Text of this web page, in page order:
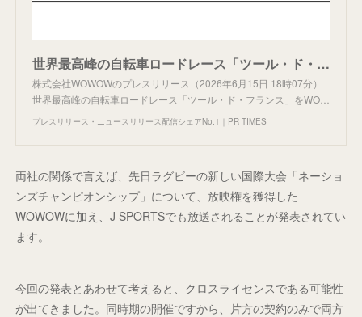
世界最高峰の自転車ロードレース「ツール・ド・フランス」をWOWOWオンデマンドにて配信決定
株式会社WOWOWのプレスリリース（2026年6月15日 18時07分）
世界最高峰の自転車ロードレース「ツール・ド・フランス」をWO…
プレスリリース・ニュースリリース配信シェアNo.1｜PR TIMES
両社の関係で言えば、先日ラグビーの新しい国際大会「ネーショ
ンズチャンピオンシップ」について、放映権を獲得した
WOWOWに加え、J SPORTSでも放送されることが発表されてい
ます。
今回の発表とあわせて考えると、クロスライセンスである可能性
が出てきました。同時期の開催ですから、片方の契約のみで両方